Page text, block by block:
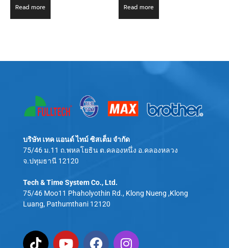
Read more Read more
บริษัท เทค แอนด์ ไทม์ ซิสเต็ม จำกัด
75/46 ม.11 ถ.พหลโยธิน ต.คลองหนึ่ง อ.คลองหลวง
จ.ปทุมธานี 12120
Tech & Time System Co., Ltd.
75/46 Moo11 Phaholyothin Rd., Klong Nueng ,Klong
Luang, Pathumthani 12120